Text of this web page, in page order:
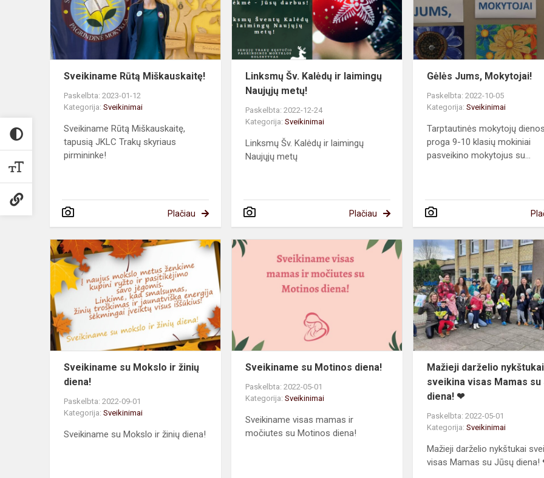
Sveikiname Rūtą Miškauskaitę!
Paskelbta: 2023-01-12
Kategorija: Sveikinimai
Sveikiname Rūtą Miškauskaitę,
tapusią JKLC Trakų skyriaus
pirmininke!
Plačiau
laimingų
Naujųjų
metų!
Linksmų Šv. Kalėdų ir laimingų
Naujųjų metų!
Paskelbta: 2022-12-24
Kategorija:Sveikinimai
Linksmų Šv. Kalėdų ir laimingų
Naujųjų metų
Plačiau
Gėlės Jums, Mokytojai!
Paskelbta: 2022-10-05
Kategorija:Sveikinimai
Tarptautinės mokytojų dienos
proga 9-10 klasių mokiniai
pasveikino mokytojus su...
Sveikinamе
su
ir
žinių
Sveikinamе su Mokslo ir žinių
diena!
Paskelbta: 2022-09-01
Kategorija: Sveikinimai
Sveikinamе su Mokslo ir žinių diena!
Sveikiname
Motinos
diena!
Sveikiname su Motinos diena!
Paskelbta: 2022-05-01
Kategorija:Sveikinimai
Sveikiname visas mamas ir
močiutes su Motinos diena!
Mažieji darželio nykštukai
sveikina visas Mamas su
diena! ❤
Paskelbta: 2022-05-01
Kategorija:Sveikinimai
Mažieji darželio nykštukai
visas Mamas su Jūsų diena!